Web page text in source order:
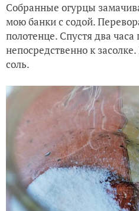
Собранные огурцы
мою банки с содой.
полотенце. Спустя два
непосредственно к
соль.